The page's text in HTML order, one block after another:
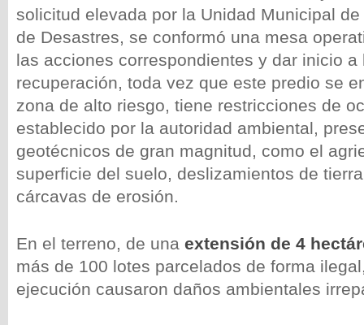
solicitud elevada por la Unidad Municipal
de Desastres, se conformó una mesa
las acciones correspondientes y dar inicio a
recuperación, toda vez que este predio se
zona de alto riesgo, tiene restricciones de
establecido por la autoridad ambiental,
geotécnicos de gran magnitud, como el
superficie del suelo, deslizamientos de
cárcavas de erosión.
En el terreno, de una extensión de 4
más de 100 lotes parcelados de forma
ejecución causaron daños ambientales
wp-